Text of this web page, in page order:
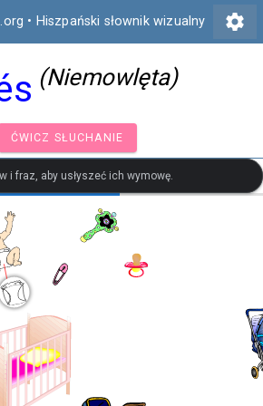
• Hiszpański słownik wizualny settings
(Niemowlęta)
ĆWICZ SŁUCHANIE
i fraz, aby usłyszeć ich wymowę.